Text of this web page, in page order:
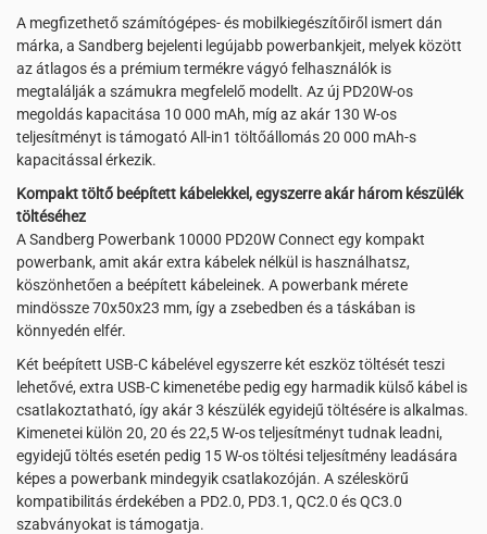
A megfizethető számítógépes- és mobilkiegészítőiről ismert dán
márka, a Sandberg bejelenti legújabb powerbankjeit, melyek között
az átlagos és a prémium termékre vágyó felhasználók is
megtalálják a számukra megfelelő modellt. Az új PD20W-os
megoldás kapacitása 10 000 mAh, míg az akár 130 W-os
teljesítményt is támogató All-in1 töltőállomás 20 000 mAh-s
kapacitással érkezik.
Kompakt töltő beépített kábelekkel, egyszerre akár három készülék
töltéséhez
A Sandberg Powerbank 10000 PD20W Connect egy kompakt
powerbank, amit akár extra kábelek nélkül is használhatsz,
köszönhetően a beépített kábeleinek. A powerbank mérete
mindössze 70x50x23 mm, így a zsebedben és a táskában is
könnyedén elfér.
Két beépített USB-C kábelével egyszerre két eszköz töltését teszi
lehetővé, extra USB-C kimenetébe pedig egy harmadik külső kábel is
csatlakoztatható, így akár 3 készülék egyidejű töltésére is alkalmas.
Kimenetei külön 20, 20 és 22,5 W-os teljesítményt tudnak leadni,
egyidejű töltés esetén pedig 15 W-os töltési teljesítmény leadására
képes a powerbank mindegyik csatlakozóján. A széleskörű
kompatibilitás érdekében a PD2.0, PD3.1, QC2.0 és QC3.0
szabványokat is támogatja.